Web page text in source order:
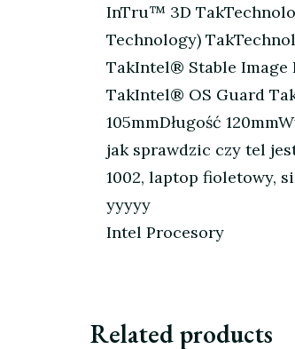
InTru™ 3D
Technology)
TakIntel® Stable
TakIntel® OS Guard
105mmDługość
jak sprawdzic czy tel
1002, laptop fioletowy,
yyyyy
Intel Procesory
Related products